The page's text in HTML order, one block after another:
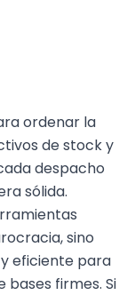
de stock y
despacho
sólida.
sino
eficiente para
firmes. Si